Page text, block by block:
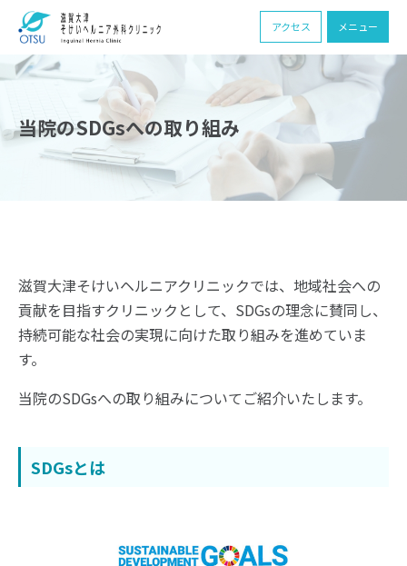
アクセス メニュー
当院のSDGsへの取り組み
滋賀大津そけいヘルニアクリニックでは、地域社会への
貢献を目指すクリニックとして、SDGsの理念に賛同し、
持続可能な社会の実現に向けた取り組みを進めていま
す。
当院のSDGsへの取り組みについてご紹介いたします。
SDGsとは